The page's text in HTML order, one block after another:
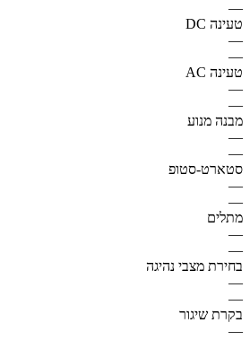
—
טעינה DC
—
—
טעינה AC
—
—
מבנה מנוע
—
—
סטארט-סטופ
—
—
מתלים
—
—
בחירת מצבי נהיגה
—
—
בקרת שיגור
—